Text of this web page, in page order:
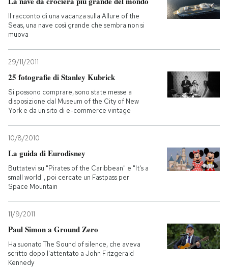
Il racconto di una vacanza sulla Allure of the
Seas, una nave così grande che sembra non si
muova
29/11/2011
25 fotografie di Stanley Kubrick
Si possono comprare, sono state messe a
disposizione dal Museum of the City of New
York e da un sito di e-commerce vintage
10/8/2010
La guida di Eurodisney
Buttatevi su "Pirates of the Caribbean" e "It's a
small world", poi cercate un Fastpass per
Space Mountain
11/9/2011
Paul Simon a Ground Zero
Ha suonato The Sound of silence, che aveva
scritto dopo l'attentato a John Fitzgerald
Kennedy